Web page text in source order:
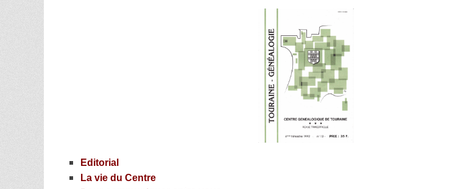
Editorial
La vie du Centre